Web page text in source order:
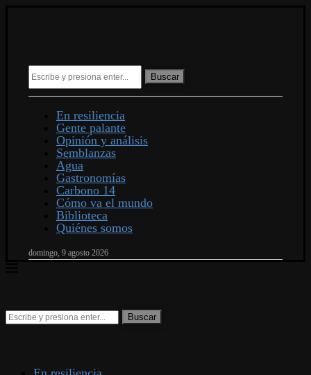
Buscar
En resiliencia
Gente palante
Opinión y análisis
Semblanzas
Agua
Gastronomías
Carbono 14
Cómo va el mundo
Biblioteca
Quiénes somos
domingo, 9 agosto 2026